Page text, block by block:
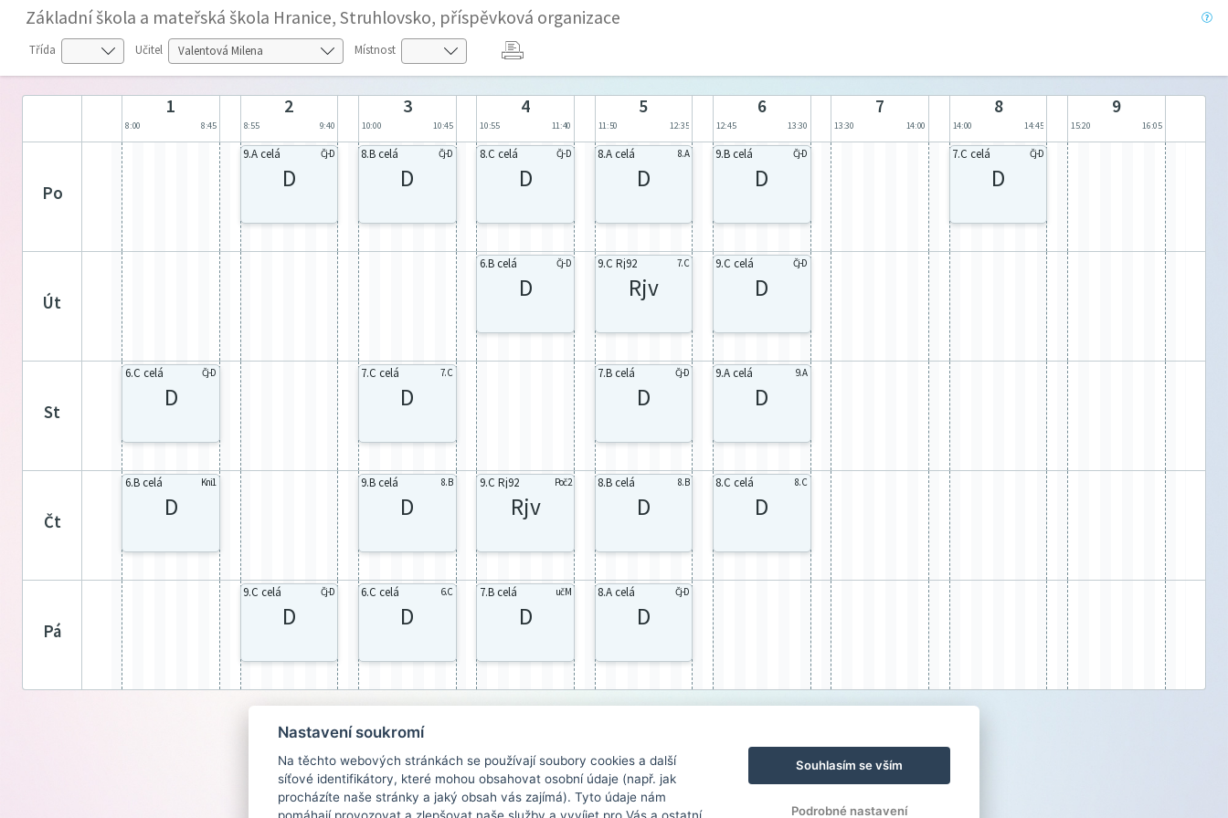
Základní škola a mateřská škola Hranice, Struhlovsko, příspěvková organizace
Třída Učitel Místnost
1
8:00 8:45
2
8:55 9:40
3
10:00 10:45
4
10:55 11:40
5
11:50 12:35
6
12:45 13:30
7
13:30 14:00
8
14:00 14:45
9
15:20 16:05
po
9.A celá Čj-D
D
8.B celá Čj-D
D
8.C celá Čj-D
D
8.A celá 8. A
D
9.B celá Čj-D
D
7.C celá Čj-D
D
út
6.B celá Čj-D
D
9.C Rj92 7. C
Rjv
9.C celá Čj-D
D
st
6.C celá Čj-D
D
7.C celá 7. C
D
7.B celá Čj-D
D
9.A celá 9. A
D
čt
6.B celá Kni1
D
9.B celá 8. B
D
9.C Rj92 Poč2
Rjv
8.B celá 8. B
D
8.C celá 8. C
D
pá
9.C celá Čj-D
D
6.C celá 6.C
D
7.B celá učM
D
8.A celá Čj-D
D
Nastavení soukromí
Na těchto webových stránkách se používají soubory cookies a další
síťové identifikátory, které mohou obsahovat osobní údaje (např. jak
procházíte naše stránky a jaký obsah vás zajímá). Tyto údaje nám
Souhlasím se vším
Podrobné nastavení